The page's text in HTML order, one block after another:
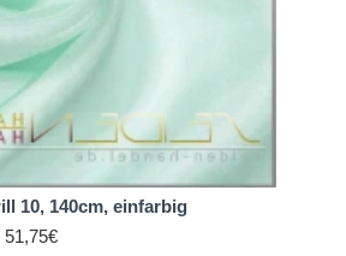
10, 140cm, einfarbig
51,75€